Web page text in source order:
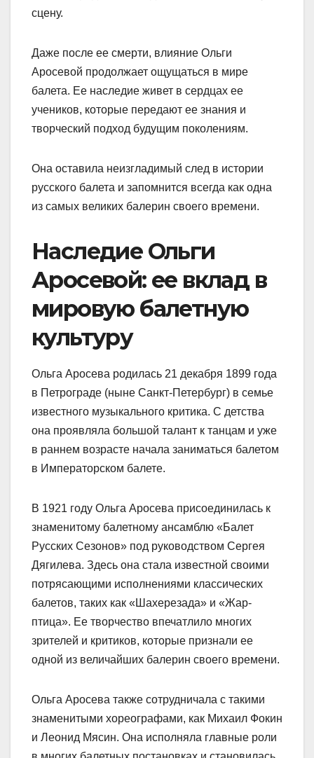
сцену.
Даже после ее смерти, влияние Ольги
Аросевой продолжает ощущаться в мире
балета. Ее наследие живет в сердцах ее
учеников, которые передают ее знания и
творческий подход будущим поколениям.
Она оставила неизгладимый след в истории
русского балета и запомнится всегда как одна
из самых великих балерин своего времени.
Наследие Ольги
Аросевой: ее вклад в
мировую балетную
культуру
Ольга Аросева родилась 21 декабря 1899 года
в Петрограде (ныне Санкт-Петербург) в семье
известного музыкального критика. С детства
она проявляла большой талант к танцам и уже
в раннем возрасте начала заниматься балетом
в Императорском балете.
В 1921 году Ольга Аросева присоединилась к
знаменитому балетному ансамблю «Балет
Русских Сезонов» под руководством Сергея
Дягилева. Здесь она стала известной своими
потрясающими исполнениями классических
балетов, таких как «Шахерезада» и «Жар-
птица». Ее творчество впечатлило многих
зрителей и критиков, которые признали ее
одной из величайших балерин своего времени.
Ольга Аросева также сотрудничала с такими
знаменитыми хореографами, как Михаил Фокин
и Леонид Мясин. Она исполняла главные роли